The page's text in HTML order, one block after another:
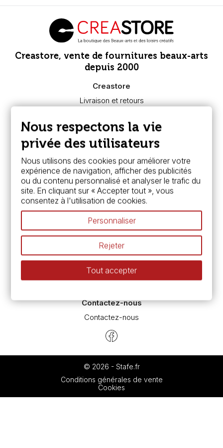
Creastore, vente de fournitures beaux-arts
depuis 2000
Creastore
Livraison et retours
Paiement sécurisé
FAQ
Boutique à Angers
Services
Carte fidélité & avantages
Chèque cadeau, bon cadeaux
Devis & bon de commande
Pass culture - mode d'emploi
Nos promotions en cours
Espace conseils
L’aquarelle en tubes ou en godets ?
Le vocabulaire technique de l’aquarelle
Différence entre peinture Fine et Extra-fine
Préparer une toile pour peinture à l'huile et acrylique
Contactez-nous
Contactez-nous
© 2026 - Stafe.fr
Conditions générales de vente
Cookies
Nous respectons la vie
privée des utilisateurs
Nous utilisons des cookies pour améliorer votre
expérience de navigation, afficher des publicités
ou du contenu personnalisé et analyser le trafic du
site. En cliquant sur « Accepter tout », vous
consentez à l'utilisation de cookies.
Personnaliser
Rejeter
Tout accepter